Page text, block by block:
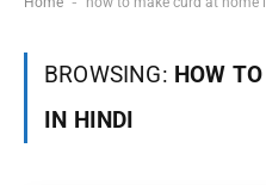
BROWSING: HOW
IN HINDI